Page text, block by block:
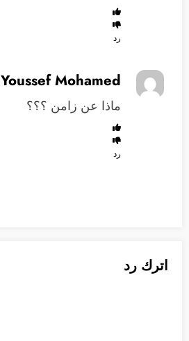
رد
Youssef Mohamed
ماذا عن زامن ؟؟؟
رد
اترك رد